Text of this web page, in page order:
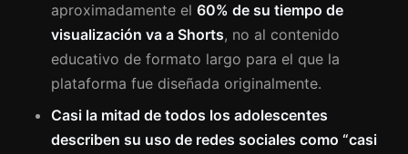
aproximadamente el 60% de su tiempo de
visualización va a Shorts, no al contenido
educativo de formato largo para el que la
plataforma fue diseñada originalmente.
Casi la mitad de todos los adolescentes
describen su uso de redes sociales como “casi